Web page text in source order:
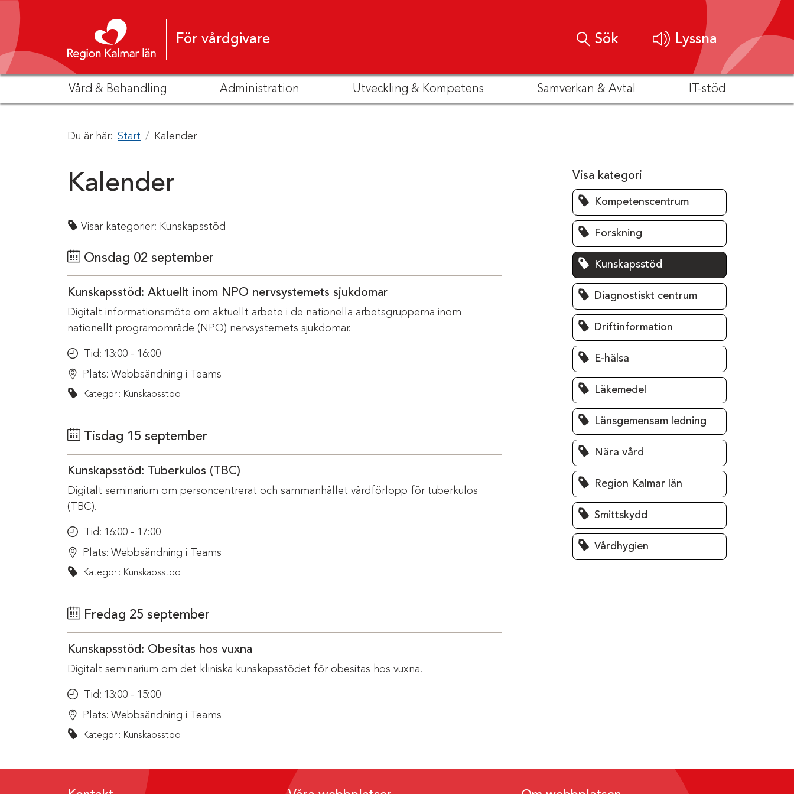
Hoppa till innehåll
För vårdgivare Sök Lyssna
Vård & Behandling Administration Utveckling & Kompetens Samverkan & Avtal IT-stöd
Du är här: Start Kalender
Kalender
Visar kategorier: Kunskapsstöd
Onsdag 02 september
Kunskapsstöd: Aktuellt inom NPO nervsystemets sjukdomar
Digitalt informationsmöte om aktuellt arbete i de nationella arbetsgrupperna inom
nationellt programområde (NPO) nervsystemets sjukdomar.
Tid: 13:00 - 16:00
Plats: Webbsändning i Teams
Kategori: Kunskapsstöd
Tisdag 15 september
Kunskapsstöd: Tuberkulos (TBC)
Digitalt seminarium om personcentrerat och sammanhållet vårdförlopp för tuberkulos
(TBC).
Tid: 16:00 - 17:00
Plats: Webbsändning i Teams
Kategori: Kunskapsstöd
Fredag 25 september
Kunskapsstöd: Obesitas hos vuxna
Digitalt seminarium om det kliniska kunskapsstödet för obesitas hos vuxna.
Tid: 13:00 - 15:00
Plats: Webbsändning i Teams
Kategori: Kunskapsstöd
Visa kategori
Kompetenscentrum
Forskning
Kunskapsstöd
Diagnostiskt centrum
Driftinformation
E-hälsa
Läkemedel
Länsgemensam ledning
Nära vård
Region Kalmar län
Smittskydd
Vårdhygien